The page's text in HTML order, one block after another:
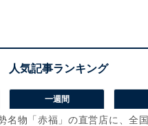
一週間
名物「赤福」の直営店に、全国